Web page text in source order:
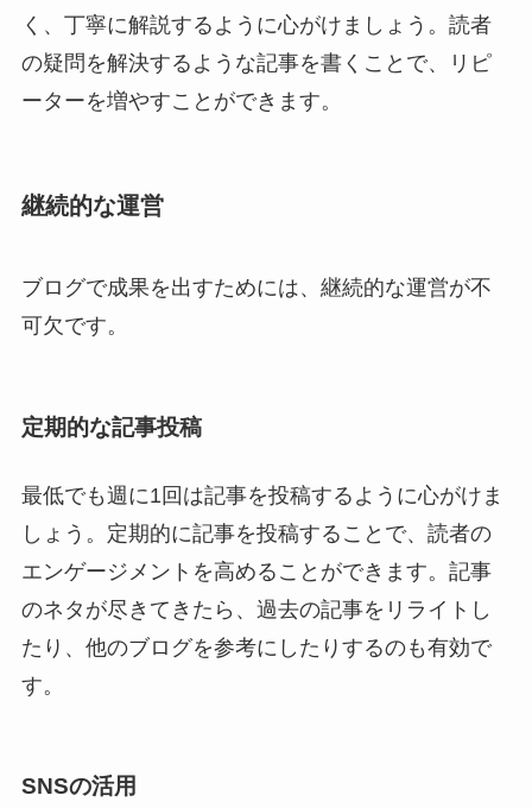
く、丁寧に解説するように心がけましょう。読者
の疑問を解決するような記事を書くことで、リピ
ーターを増やすことができます。
継続的な運営
ブログで成果を出すためには、継続的な運営が不
可欠です。
定期的な記事投稿
最低でも週に1回は記事を投稿するように心がけま
しょう。定期的に記事を投稿することで、読者の
エンゲージメントを高めることができます。記事
のネタが尽きてきたら、過去の記事をリライトし
たり、他のブログを参考にしたりするのも有効で
す。
SNSの活用